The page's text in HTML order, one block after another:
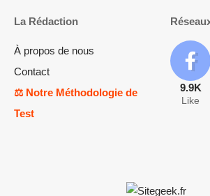
La Rédaction
À propos de nous
Contact
⚖️ Notre Méthodologie de
Test
9.9K
Like